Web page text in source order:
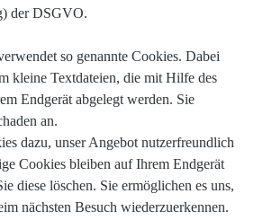
der DSGVO.
so genannte Cookies. Dabei
kleine Textdateien, die mit Hilfe des
Endgerät abgelegt werden. Sie
an.
dazu, unser Angebot nutzerfreundlich
Cookies bleiben auf Ihrem Endgerät
diese löschen. Sie ermöglichen es uns,
nächsten Besuch wiederzuerkennen.